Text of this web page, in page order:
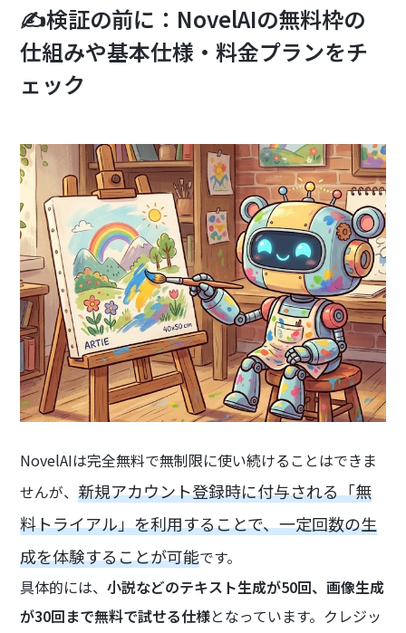
✍️検証の前に：NovelAIの無料枠の
仕組みや基本仕様・料金プランをチ
ェック
NovelAIは完全無料で無制限に使い続けることはできま
せんが、新規アカウント登録時に付与される「無
料トライアル」を利用することで、一定回数の生
成を体験することが可能です。
具体的には、小説などのテキスト生成が50回、画像生成
が30回まで無料で試せる仕様となっています。クレジッ